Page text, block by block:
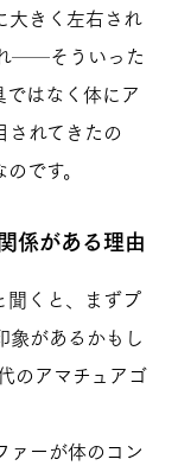
大きく左右され
──そういった
はなく体にア
されてきたの
です。
係がある理由
聞くと、まずプ
象があるかもし
のアマチュアゴ
ァーが体のコン